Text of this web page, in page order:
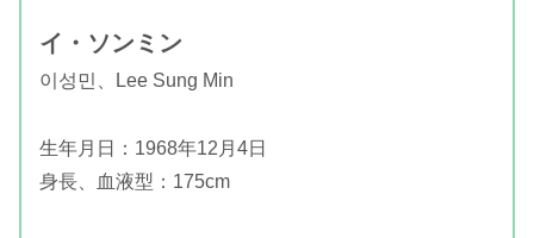
イ・ソンミン
이성민、Lee Sung Min
生年月日：1968年12月4日
身長、血液型：175cm